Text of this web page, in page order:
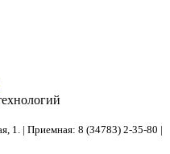
1. | Приемная: 8 (34783) 2-35-80 |